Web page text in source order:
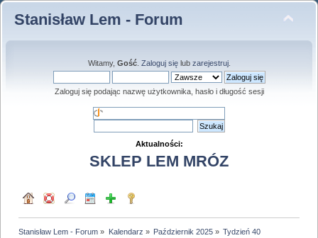
Stanisław Lem - Forum
Witamy, Gość. Zaloguj sięlub zarejestruj.
Zaloguj się podając nazwę użytkownika, hasło i długość sesji
Aktualności:
SKLEP LEM MRÓZ
Stanisław Lem - Forum » Kalendarz » Październik 2025» Tydzień 40